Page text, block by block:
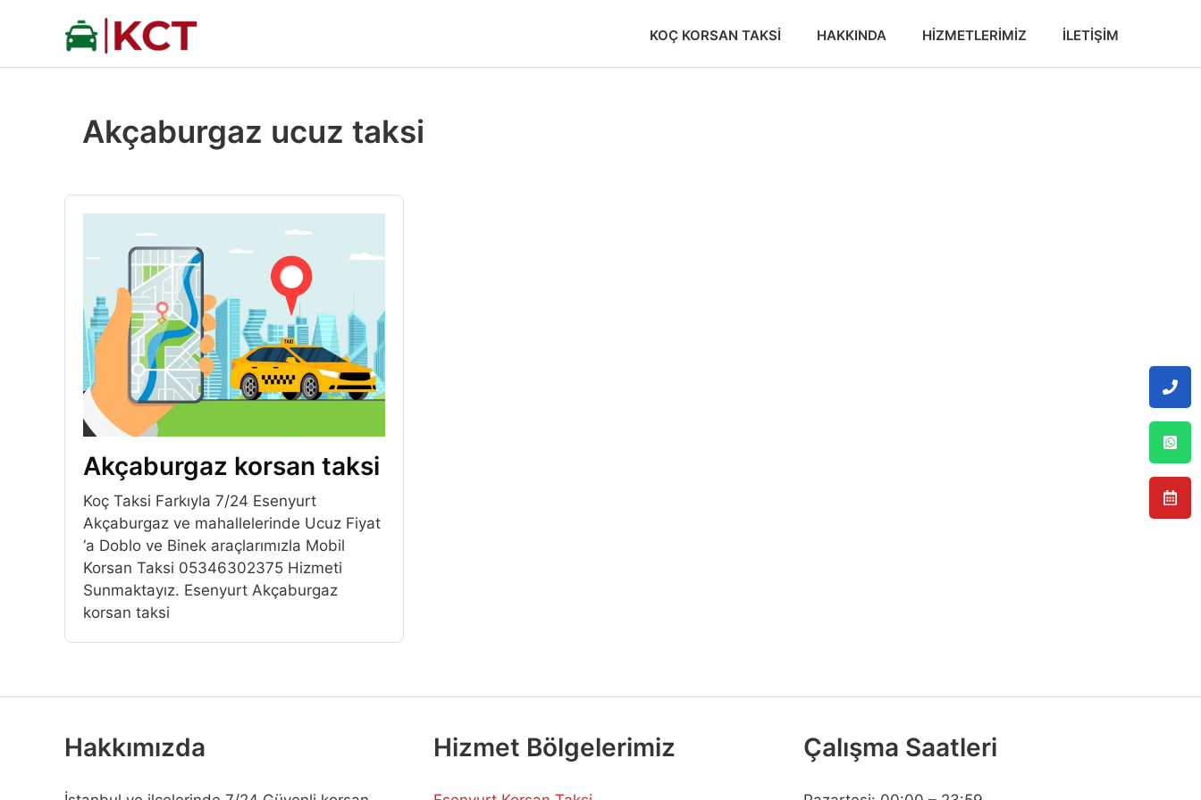
KOÇ KORSAN TAKSI HAKKINDA HIZMETLERIMIZ İLETIŞIM
Akçaburgaz ucuz taksi
Akçaburgaz korsan taksi
Koç Taksi Farkıyla 7/24 Esenyurt
Akçaburgaz ve mahallelerinde Ucuz Fiyat
‘a Doblo ve Binek araçlarımızla Mobil
Korsan Taksi 05346302375 Hizmeti
Sunmaktayız. Esenyurt Akçaburgaz
korsan taksi
Hakkımızda Hizmet Bölgelerimiz Çalışma Saatleri